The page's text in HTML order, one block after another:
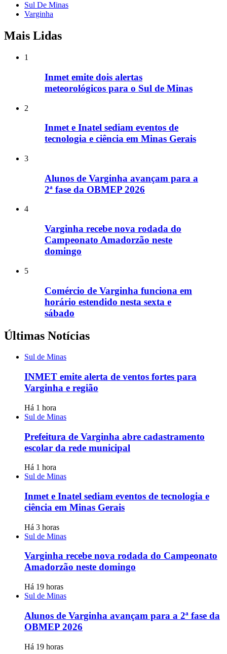
Sul De Minas
Varginha
Mais Lidas
1
Inmet emite dois alertas
meteorológicos para o Sul de Minas
2
Inmet e Inatel sediam eventos de
tecnologia e ciência em Minas Gerais
3
Alunos de Varginha avançam para a
2ª fase da OBMEP 2026
4
Varginha recebe nova rodada do
Campeonato Amadorzão neste
domingo
5
Comércio de Varginha funciona em
horário estendido nesta sexta e
sábado
Últimas Notícias
Sul de Minas
INMET emite alerta de ventos fortes para
Varginha e região
Há 1 hora
Sul de Minas
Prefeitura de Varginha abre cadastramento
escolar da rede municipal
Há 1 hora
Sul de Minas
Inmet e Inatel sediam eventos de tecnologia e
ciência em Minas Gerais
Há 3 horas
Sul de Minas
Varginha recebe nova rodada do Campeonato
Amadorzão neste domingo
Há 19 horas
Sul de Minas
Alunos de Varginha avançam para a 2ª fase da
OBMEP 2026
Há 19 horas